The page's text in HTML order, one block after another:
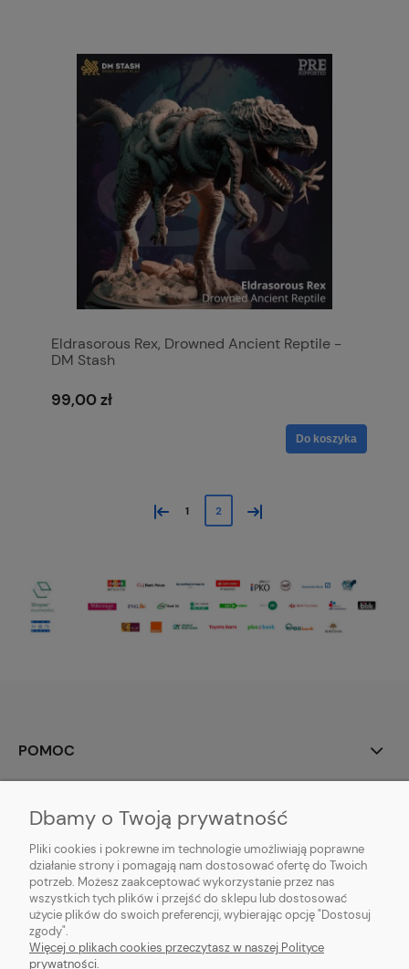
Eldrasorous Rex, Drowned Ancient Reptile -
DM Stash
99,00 zł
Do koszyka
« 1 2 »
POMOC
PŁATNOŚCI I DOSTAWA
INFORMACJE
O NAS
Dbamy o Twoją prywatność
Pliki cookies i pokrewne im technologie umożliwiają poprawne
działanie strony i pomagają nam dostosować ofertę do Twoich
potrzeb. Możesz zaakceptować wykorzystanie przez nas
wszystkich tych plików i przejść do sklepu lub dostosować
użycie plików do swoich preferencji, wybierając opcję "Dostosuj
zgody".
Więcej o plikach cookies przeczytasz w naszej Polityce
prywatności.